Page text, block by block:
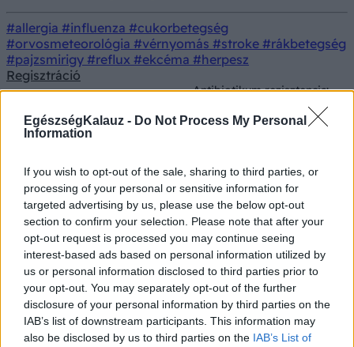
EgészségKalauz - Do Not Process My Personal
Information
If you wish to opt-out of the sale, sharing to third parties, or
processing of your personal or sensitive information for
targeted advertising by us, please use the below opt-out
section to confirm your selection. Please note that after your
opt-out request is processed you may continue seeing
interest-based ads based on personal information utilized by
us or personal information disclosed to third parties prior to
your opt-out. You may separately opt-out of the further
disclosure of your personal information by third parties on the
IAB’s list of downstream participants. This information may
also be disclosed by us to third parties on the IAB’s List of
#allergia #influenza #cukorbetegség
#orvosmeteorológia #vérnyomás #stroke #rákbetegség
#pajzsmirigy #reflux #ekcéma #herpesz
Regisztráció
Antibiotikum rezisztencia:
gyógyszer
nem hat a gyógyszer